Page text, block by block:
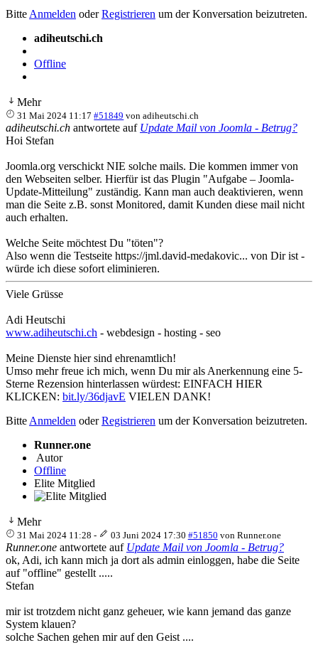
Bitte Anmelden oderRegistrieren um der Konversation beizutreten.
adiheutschi.ch
Offline
Mehr
31 Mai 2024 11:17 #51849 vonadiheutschi.ch
adiheutschi.ch antwortete auf Update Mail von Joomla - Betrug?
Hoi Stefan
Joomla.org verschickt NIE solche mails. Die kommen immer von
den Webseiten selber. Hierfür ist das Plugin "Aufgabe – Joomla-
Update-Mitteilung" zuständig. Kann man auch deaktivieren, wenn
man die Seite z.B. sonst Monitored, damit Kunden diese mail nicht
auch erhalten.
Welche Seite möchtest Du "töten"?
Also wenn die Testseite https://jml.david-medakovic... von Dir ist -
würde ich diese sofort eliminieren.
Viele Grüsse
Adi Heutschi
www.adiheutschi.ch - webdesign - hosting - seo
Meine Dienste hier sind ehrenamtlich!
Umso mehr freue ich mich, wenn Du mir als Anerkennung eine 5-
Sterne Rezension hinterlassen würdest: EINFACH HIER
KLICKEN: bit.ly/36djavE VIELEN DANK!
Bitte Anmelden oderRegistrieren um der Konversation beizutreten.
Runner.one
Autor
Offline
Elite Mitglied
Mehr
31 Mai 2024 11:28 - 03 Juni 2024 17:30 #51850 von Runner.one
Runner.one antwortete auf Update Mail von Joomla - Betrug?
ok, Adi, ich kann mich ja dort als admin einloggen, habe die Seite
auf "offline" gestellt .....
Stefan
mir ist trotzdem nicht ganz geheuer, wie kann jemand das ganze
System klauen?
solche Sachen gehen mir auf den Geist ....